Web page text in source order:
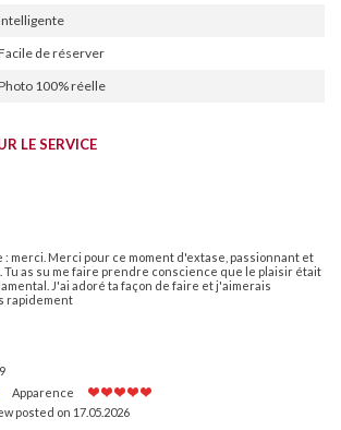
de réserver
100% réelle
LE SERVICE
: merci. Merci pour ce moment d'extase, passionnant et
as su me faire prendre conscience que le plaisir était
J'ai adoré ta façon de faire et j'aimerais
rapidement
Apparence
posted on 17.05.2026